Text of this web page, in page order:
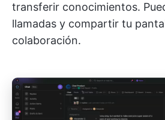
transferir conocimientos.
llamadas y compartir tu
colaboración.